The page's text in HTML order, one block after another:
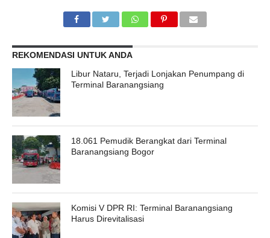
REKOMENDASI UNTUK ANDA
Libur Nataru, Terjadi Lonjakan Penumpang di
Terminal Baranangsiang
18.061 Pemudik Berangkat dari Terminal
Baranangsiang Bogor
Komisi V DPR RI: Terminal Baranangsiang
Harus Direvitalisasi